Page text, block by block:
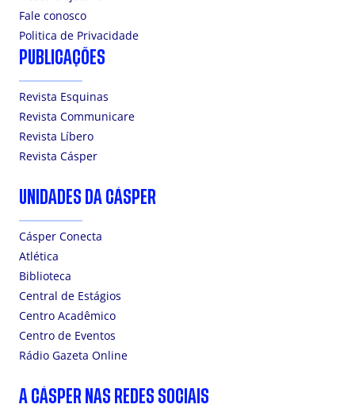
Fale conosco
Politica de Privacidade
PUBLICAÇÕES
Revista Esquinas
Revista Communicare
Revista Líbero
Revista Cásper
UNIDADES DA CÁSPER
Cásper Conecta
Atlética
Biblioteca
Central de Estágios
Centro Acadêmico
Centro de Eventos
Rádio Gazeta Online
A CÁSPER NAS REDES SOCIAIS